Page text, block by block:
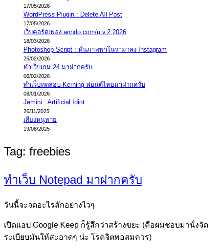
17/05/2026
WordPress Plugin : Delete All Post
17/05/2026
เว็บคอร์ดเพลง anndo.com/u v.2.2026
18/03/2026
Photoshop Script : หั่นภาพพาโนรามาลง Instagram
25/02/2026
ทำเว็บเกม 24 มาฝากครับ
06/02/2026
ทำเว็บทดสอบ Kerning ฟอนต์ไทยมาฝากครับ
08/01/2026
Jemini : Artificial Idiot
26/11/2025
เสียงหนูหาย
19/08/2025
Tag: freebies
ทำเว็บ Notepad มาฝากครับ
วันนี้จะจดอะไรสักอย่างไวๆ
เปิดแอป Google Keep ก็รู้สึกว่าสร้างขยะ (คือผมชอบมานั่งจัด
ระเบียบมันให้สะอาดๆ น่ะ โรคจิตพอสมควร)